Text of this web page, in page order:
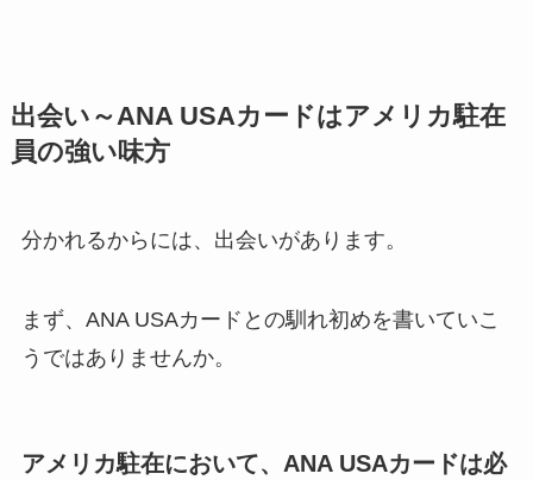
出会い～ANA USAカードはアメリカ駐在
員の強い味方
分かれるからには、出会いがあります。
まず、ANA USAカードとの馴れ初めを書いていこ
うではありませんか。
アメリカ駐在において、ANA USAカードは必